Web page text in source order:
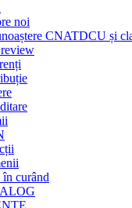
noi
CNATDCU și
curând